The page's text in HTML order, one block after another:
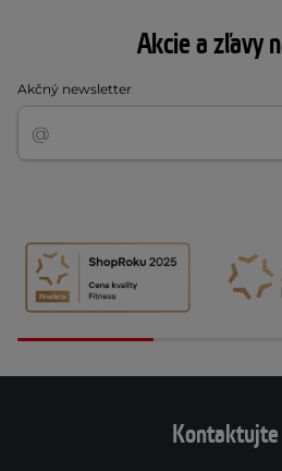
Akcie a zľavy
Akčný newsletter